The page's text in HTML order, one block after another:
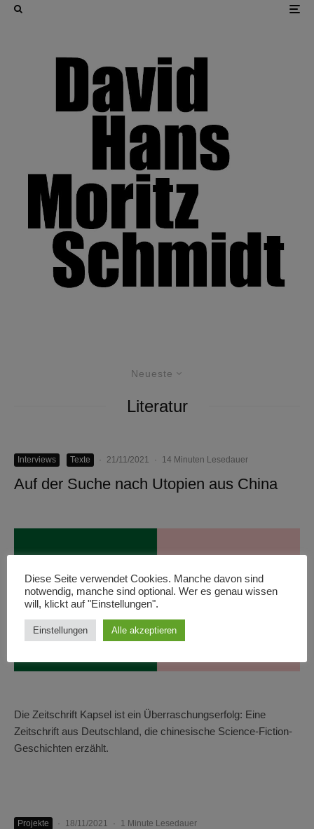
Neueste
Literatur
Interviews Texte · 21/11/2021 · 14 Minuten Lesedauer
Auf der Suche nach Utopien aus China
Die Zeitschrift Kapsel ist ein Überraschungserfolg: Eine
Zeitschrift aus Deutschland, die chinesische Science-Fiction-
Geschichten erzählt.
Projekte · 18/11/2021 · 1 Minute Lesedauer
Diese Seite verwendet Cookies. Manche davon sind
notwendig, manche sind optional. Wer es genau wissen
will, klickt auf "Einstellungen".
Einstellungen Alle akzeptieren